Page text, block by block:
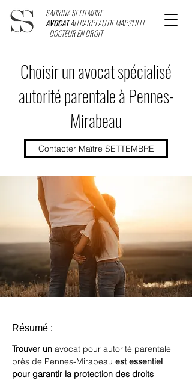
SABRINA SETTEMBRE
AVOCATAU BARREAU DE MARSEILLE
- DOCTEUR EN DROIT
Choisir un avocat spécialisé
autorité parentale à Pennes-
Mirabeau
Contacter Maître SETTEMBRE
Résumé :
Trouver un avocat pour autorité parentale
près de Pennes-Mirabeau est essentiel
pour garantir la protection des droits